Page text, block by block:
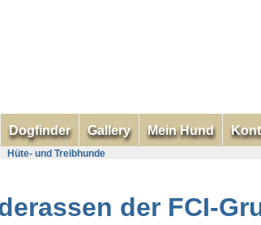
Dogfinder Gallery Mein Hund
Hüte- und Treibhunde
der FCI-